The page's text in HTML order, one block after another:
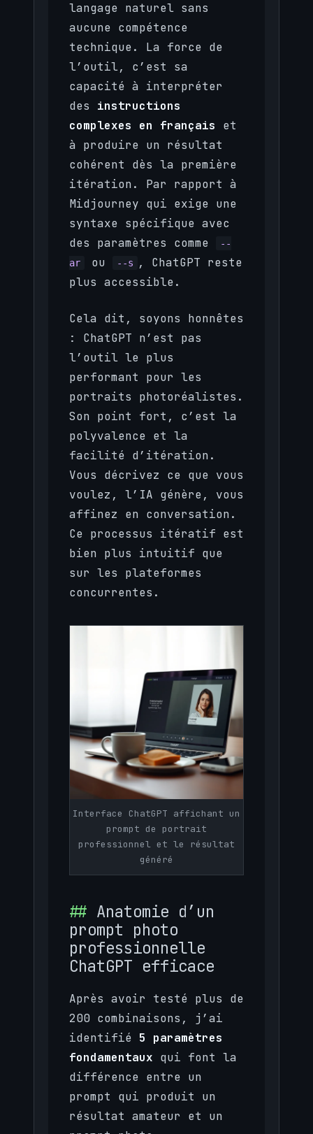
langage naturel sans
aucune compétence
technique. La force de
l’outil, c’est sa
capacité à interpréter
des instructions
complexes en français et
à produire un résultat
cohérent dès la première
itération. Par rapport à
Midjourney qui exige une
syntaxe spécifique avec
des paramètres comme
--
ar
ou --s
, ChatGPT reste
plus accessible.
Cela dit, soyons honnêtes
: ChatGPT n’est pas
l’outil le plus
performant pour les
portraits photoréalistes.
Son point fort, c’est la
polyvalence et la
facilité d’itération.
Vous décrivez ce que vous
voulez, l’IA génère, vous
affinez en conversation.
Ce processus itératif est
bien plus intuitif que
sur les plateformes
concurrentes.
Interface ChatGPT affichant un
prompt de portrait
professionnel et le résultat
généré
Anatomie d’un
prompt photo
professionnelle
ChatGPT efficace
Après avoir testé plus de
200 combinaisons, j’ai
identifié 5 paramètres
fondamentaux qui font la
différence entre un
prompt qui produit un
résultat amateur et un